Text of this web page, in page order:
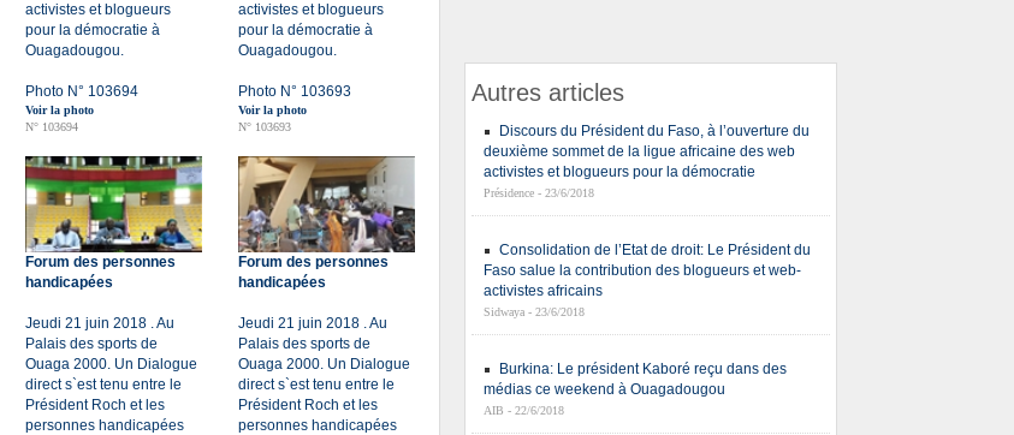
activistes et blogueurs
pour la démocratie à
Ouagadougou.
Photo N° 103694
Voir la photo
N° 103694
activistes et blogueurs
pour la démocratie à
Ouagadougou.
Photo N° 103693
Voir la photo
N° 103693
Forum des personnes
handicapées
Jeudi 21 juin 2018 . Au
Palais des sports de
Ouaga 2000. Un Dialogue
direct s`est tenu entre le
Président Roch et les
personnes handicapées
Forum des personnes
handicapées
Jeudi 21 juin 2018 . Au
Palais des sports de
Ouaga 2000. Un Dialogue
direct s`est tenu entre le
Président Roch et les
personnes handicapées
Autres articles
Discours du Président du Faso, à l’ouverture du
deuxième sommet de la ligue africaine des web
activistes et blogueurs pour la démocratie
Présidence - 23/6/2018
Consolidation de l’Etat de droit: Le Président du
Faso salue la contribution des blogueurs et web-
activistes africains
Sidwaya - 23/6/2018
Burkina: Le président Kaboré reçu dans des
médias ce weekend à Ouagadougou
AIB - 22/6/2018